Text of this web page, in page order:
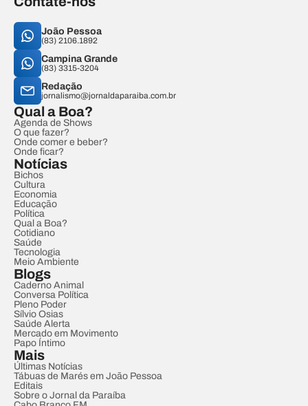
João Pessoa
(83) 2106.1892
Campina Grande
(83) 3315-3204
Redação
jornalismo@jornaldaparaiba.com.br
Qual a Boa?
Agenda de Shows
O que fazer?
Onde comer e beber?
Onde ficar?
Notícias
Bichos
Cultura
Economia
Educação
Política
Qual a Boa?
Cotidiano
Saúde
Tecnologia
Meio Ambiente
Blogs
Caderno Animal
Conversa Política
Pleno Poder
Sílvio Osias
Saúde Alerta
Mercado em Movimento
Papo Íntimo
Mais
Últimas Notícias
Tábuas de Marés em João Pessoa
Editais
Sobre o Jornal da Paraíba